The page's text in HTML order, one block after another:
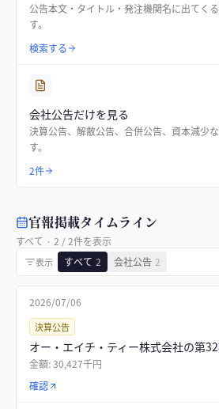
公告本文・タイトル・発注機関名に出てく
す。
検索する
会社公告だけを見る
決算公告、解散公告、合併公告、資本減少
す。
2件
官報掲載タイムライン
すべて · 2 /2件を表示
表示 すべて 2 会社公告 2
2026/07/06
決算公告
オー・エイチ・ティー株式会社の第
金額:30,427千円
確認